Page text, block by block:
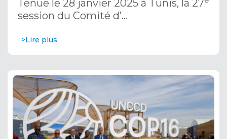
Tenue le 28 janvier 2025 à Tunis, la 27
session du Comité d’…
>Lire plus